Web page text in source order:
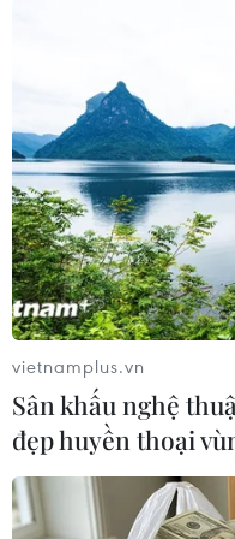
Việt Nam cần theo
biện pháp phòng vệ
Canada
08/08/2026 00:39
Nguyên tắc, tiêu chí
giá trị gia tăng cho
07/08/2026 23:06
Xây dựng và phát
thành quốc gia biển
vietnamplus.vn
Sân khấu nghệ
đẹp huyền thoại